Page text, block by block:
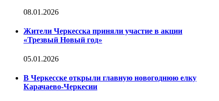
08.01.2026
Жители Черкесска приняли участие в акции
«Трезвый Новый год»
05.01.2026
В Черкесске открыли главную новогоднюю елку
Карачаево-Черкесии